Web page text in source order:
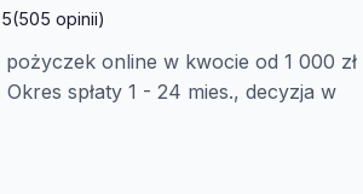
(505 opinii)
online w kwocie od 1 000 zł
spłaty 1 - 24 mies., decyzja w